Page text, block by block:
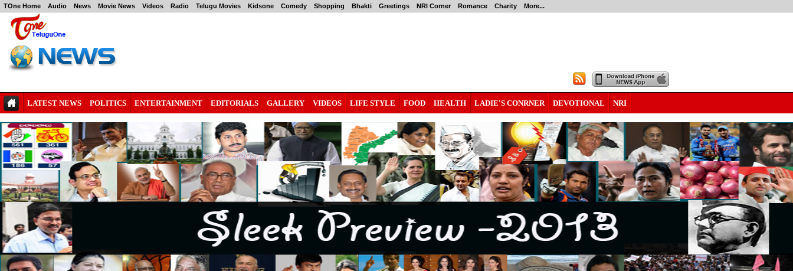
TOne Home Audio News Movie News Videos Radio Telugu Movies Kidsone Comedy Shopping Bhakti Greetings NRI Corner Romance Charity More...
LATEST NEWS POLITICS ENTERTAINMENT EDITORIALS GALLERY VIDEOS LIFE STYLE FOOD HEALTH LADIE'S CONRNER DEVOTIONAL NRI